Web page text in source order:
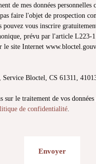
de mes données
faire l'objet de prospection
pouvez vous inscrire
prévu par l'article L223-
le site Internet
Service Bloctel, CS 61311,
sur le traitement de vos
de confidentialité
Envoyer